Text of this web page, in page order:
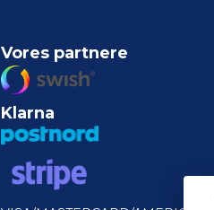
Vores partnere
Klarna